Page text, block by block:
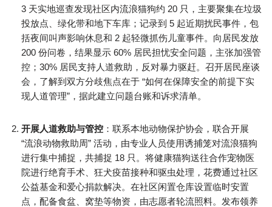
3 天实地巡查发现社区内流浪猫狗约 20 只，主要聚集在垃圾
投放点、绿化带和地下车库；记录到 5 起近期扰民事件，包
括夜间叫声影响休息和 2 起轻微抓伤儿童事件。向居民发放
200 份问卷，结果显示 60% 居民担忧安全问题，主张加强管
控；30% 居民支持人道救助，反对暴力驱赶。召开居民座谈
会，了解到双方分歧焦点在于 “如何在保障安全的前提下实
现人道管理”，据此建立问题台账和诉求清单。​
开展人道救助与管控 ：联系本地动物保护协会，联合开展
“流浪动物救助周” 活动，由专业人员使用诱捕笼对流浪猫狗
进行集中捕捉，共捕捉 18 只。将健康猫狗送往合作宠物医
院进行绝育手术、狂犬疫苗接种和驱虫处理，花费通过社区
公益基金和爱心捐款解决。在社区闲置仓库设置临时安置
点，配备食盆、窝垫等物资，由志愿者轮流照料。发布领养